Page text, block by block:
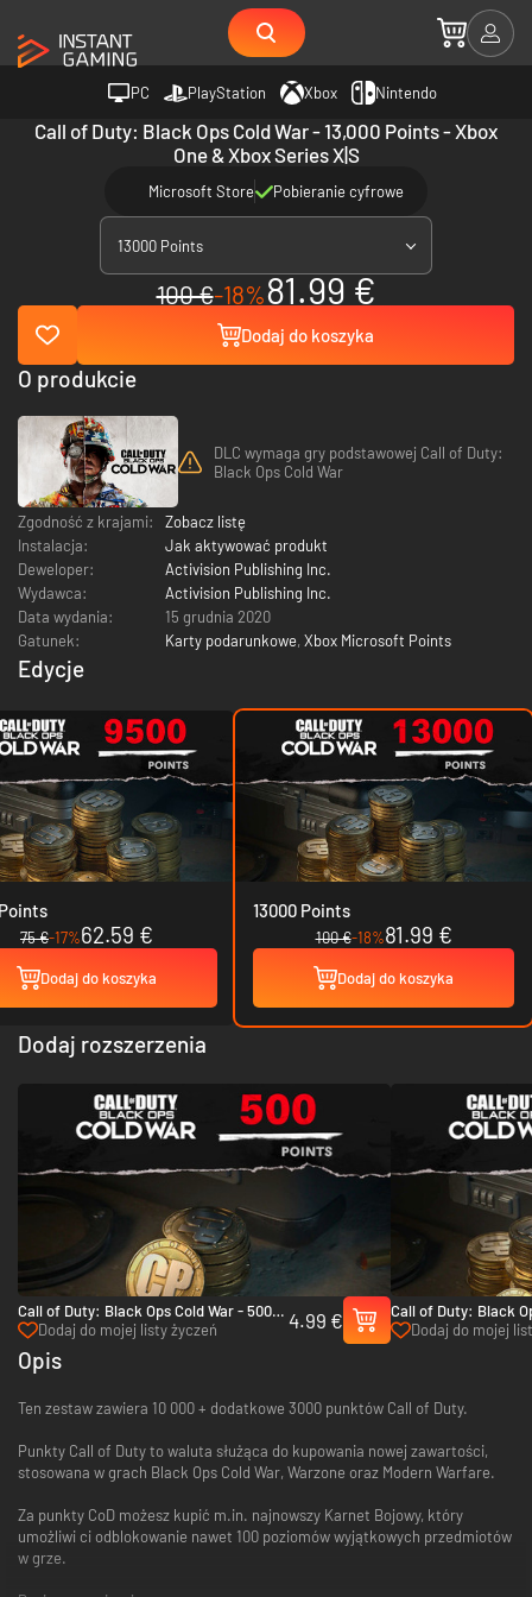
PC PlayStation Xbox Nintendo
Call of Duty: Black Ops Cold War - 13,000 Points - Xbox
One & Xbox Series X|S
Microsoft Store Pobieranie cyfrowe
13000 Points
100 €-18%81.99 €
Dodaj do koszyka
O produkcie
DLC wymaga gry podstawowej Call of Duty:
Black Ops Cold War
Zgodność z krajami:
Zobacz listę
Instalacja:
Jak aktywować produkt
Deweloper:
Activision Publishing Inc.
Wydawca:
Activision Publishing Inc.
Data wydania:
15 grudnia 2020
Gatunek:
Karty podarunkowe, Xbox Microsoft Points
Edycje
75 €-17%62.59 €
Dodaj do koszyka
13000 Points
100 €-18%81.99 €
Dodaj do koszyka
Dodaj rozszerzenia
Call of Duty: Black Ops Cold War - 500
Points - Xbox One & Xbox Series X|S
Dodaj do mojej listy życzeń 4.99 €
Call of Duty: Black
5,000 Points - Xbox
Dodaj do mojej
Opis
Ten zestaw zawiera 10 000 + dodatkowe 3000 punktów Call of Duty.
Punkty Call of Duty to waluta służąca do kupowania nowej zawartości,
stosowana w grach Black Ops Cold War, Warzone oraz Modern Warfare.
Za punkty CoD możesz kupić m.in. najnowszy Karnet Bojowy, który
umożliwi ci odblokowanie nawet 100 poziomów wyjątkowych przedmiotów
w grze.